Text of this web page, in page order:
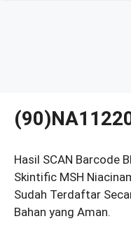
Hasil SCAN Barcode
Skintific MSH
Sudah Terdaftar
Bahan yang Aman.